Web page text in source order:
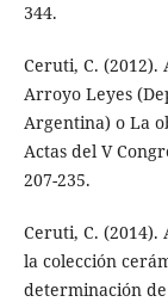
344.
Ceruti, C. (2012).
Arroyo Leyes
Argentina) o La
Actas del V
207-235.
Ceruti, C.
la colección
determinación